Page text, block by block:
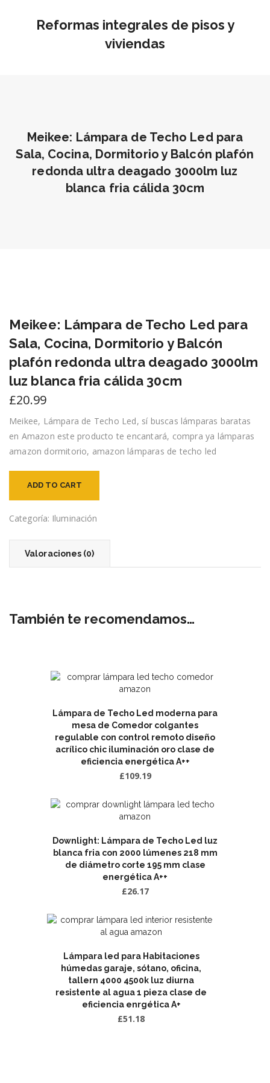
Reformas integrales de pisos y
viviendas
Meikee: Lámpara de Techo Led para
Sala, Cocina, Dormitorio y Balcón plafón
redonda ultra deagado 3000lm luz
blanca fria cálida 30cm
Meikee: Lámpara de Techo Led para
Sala, Cocina, Dormitorio y Balcón
plafón redonda ultra deagado 3000lm
luz blanca fria cálida 30cm
£20.99
Meikee, Lámpara de Techo Led, sí buscas lámparas baratas
en Amazon este producto te encantará, compra ya lámparas
amazon dormitorio, amazon lámparas de techo led
ADD TO CART
Categoría: Iluminación
Valoraciones (0)
También te recomendamos…
Lámpara de Techo Led moderna para
mesa de Comedor colgantes
regulable con control remoto diseño
acrílico chic iluminación oro clase de
eficiencia energética A++
£109.19
Downlight: Lámpara de Techo Led luz
blanca fria con 2000 lúmenes 218 mm
de diámetro corte 195 mm clase
energética A++
£26.17
Lámpara led para Habitaciones
húmedas garaje, sótano, oficina,
tallern 4000 4500k luz diurna
resistente al agua 1 pieza clase de
eficiencia enrgética A+
£51.18